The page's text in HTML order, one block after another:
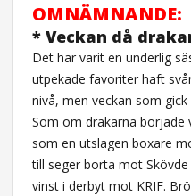
OMNÄMNANDE:
* Veckan då
Det har varit en underlig
utpekade favoriter haft
nivå, men veckan som
Som om drakarna började
som en utslagen boxare
till seger borta mot
vinst i derbyt mot KRIF.